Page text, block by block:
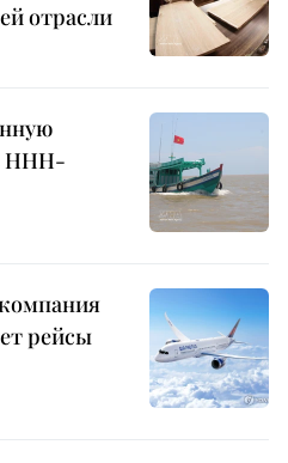
отрасли
ННН-
рейсы